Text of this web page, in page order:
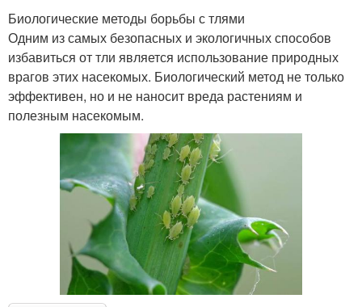
Биологические методы борьбы с тлями
Одним из самых безопасных и экологичных способов
избавиться от тли является использование природных
врагов этих насекомых. Биологический метод не только
эффективен, но и не наносит вреда растениям и
полезным насекомым.